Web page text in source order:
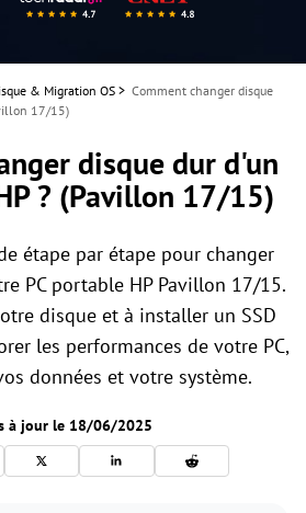
& Migration OS> Comment changer disque
17/15)
disque dur d'un
? (Pavillon 17/15)
étape par étape pour changer
PC portable HP Pavillon 17/15.
disque et à installer un SSD
les performances de votre PC,
données et votre système.
à jour le 18/06/2025